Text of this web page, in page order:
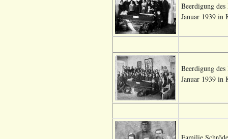
Beerdigung
Januar 1939
Beerdigung
Januar 1939 in